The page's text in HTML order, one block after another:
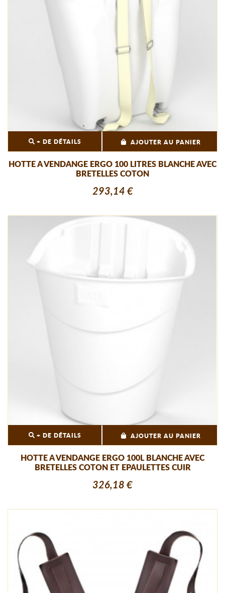
+ DE DÉTAILS AJOUTER AU PANIER
HOTTE A VENDANGE ERGO 100 LITRES BLANCHE AVEC
BRETELLES COTON
293,14 €
+ DE DÉTAILS AJOUTER AU PANIER
HOTTE A VENDANGE ERGO 100L BLANCHE AVEC
BRETELLES COTON ET EPAULETTES CUIR
326,18 €